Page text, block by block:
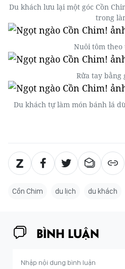
Du khách lưu lại một góc Cồn
trong
Nuôi tôm
Rửa tay bằng
Du khách tự làm món bánh lá
Cồn Chim du lịch du khách
BÌNH LUẬN